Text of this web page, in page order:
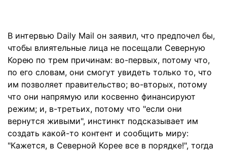
В интервью Daily Mail он заявил, что предпочел бы,
чтобы влиятельные лица не посещали Северную
Корею по трем причинам: во-первых, потому что,
по его словам, они смогут увидеть только то, что
им позволяет правительство; во-вторых, потому
что они напрямую или косвенно финансируют
режим; и, в-третьих, потому что "если они
вернутся живыми", инстинкт подсказывает им
создать какой-то контент и сообщить миру:
"Кажется, в Северной Корее все в порядке!", тогда